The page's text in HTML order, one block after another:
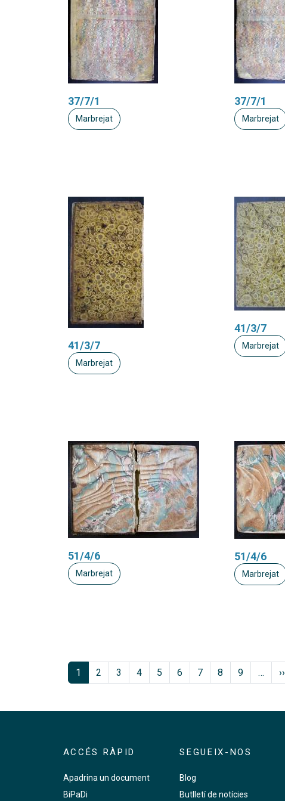
37/7/1
Marbrejat
37/7/1
Marbrejat
41/3/7
Marbrejat
41/3/7
Marbrejat
51/4/6
Marbrejat
51/4/6
Marbrejat
Paginació
1 2 3 4 5 6 7 8 9 … ››
ACCÉS RÀPID
Apadrina un document
BiPaDi
SEGUEIX-NOS
Blog
Butlletí de notícies